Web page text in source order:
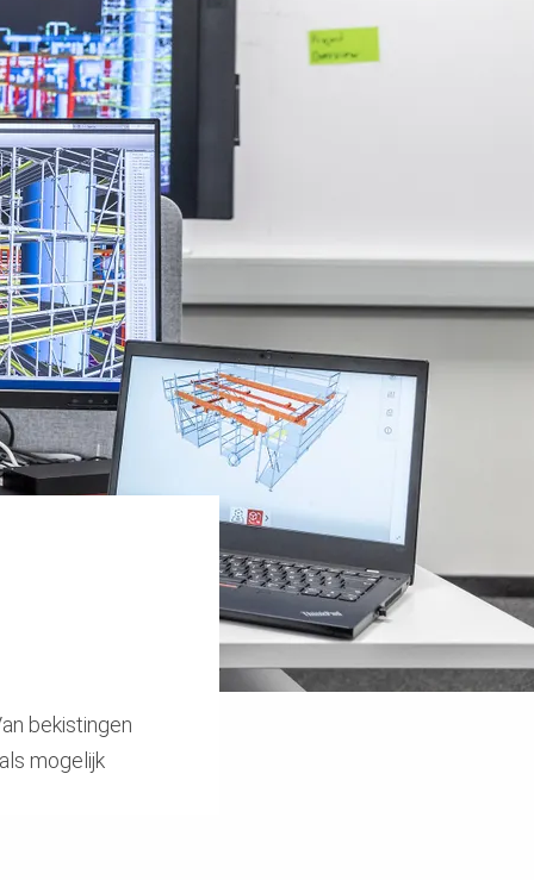
bekistingen
mogelijk